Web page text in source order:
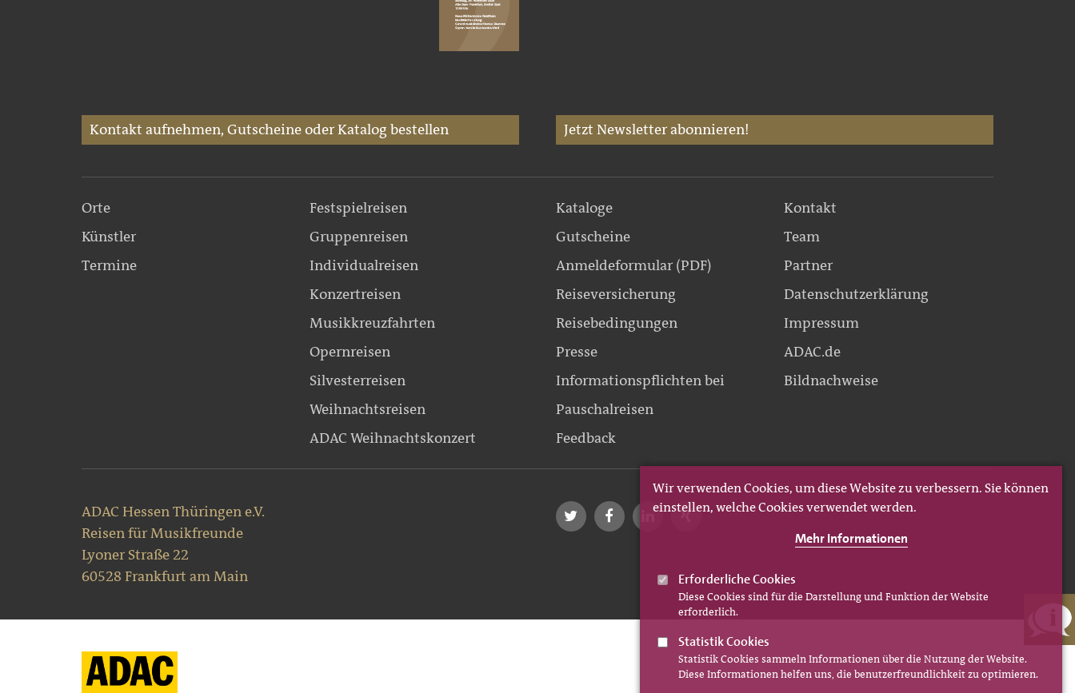
Kontakt aufnehmen, Gutscheine oder Katalog bestellen Jetzt Newsletter abonnieren!
Orte
Künstler
Termine
Festspielreisen
Gruppenreisen
Individualreisen
Konzertreisen
Musikkreuzfahrten
Opernreisen
Silvesterreisen
Weihnachtsreisen
ADAC Weihnachtskonzert
Kataloge
Gutscheine
Anmeldeformular (PDF)
Reiseversicherung
Reisebedingungen
Presse
Informationspflichten bei
Pauschalreisen
Feedback
Kontakt
Team
Partner
Datenschutzerklärung
Impressum
ADAC.de
Bildnachweise
ADAC Hessen Thüringen e.V.
Reisen für Musikfreunde
Lyoner Straße 22
60528 Frankfurt am Main
Wir verwenden Cookies, um diese Website zu verbessern. Sie können
einstellen, welche Cookies verwendet werden.
Mehr Informationen
Erforderliche Cookies
Diese Cookies sind für die Darstellung und Funktion der Website
erforderlich.
Statistik Cookies
Statistik Cookies sammeln Informationen über die Nutzung der Website.
Diese Informationen helfen uns, die benutzerfreundlichkeit zu optimieren.